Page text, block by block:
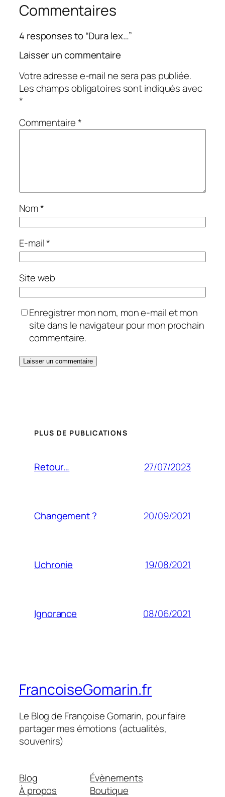
Commentaires
4 responses to “Dura lex…”
Laisser un commentaire
Votre adresse e-mail ne sera pas publiée.
Les champs obligatoires sont indiqués avec
*
Commentaire*
Nom*
E-mail*
Site web
Enregistrer mon nom, mon e-mail et mon
site dans le navigateur pour mon prochain
commentaire.
PLUS DE PUBLICATIONS
Retour… 27/07/2023
Changement ? 20/09/2021
Uchronie 19/08/2021
Ignorance 08/06/2021
FrancoiseGomarin.fr
Le Blog de Françoise Gomarin, pour faire
partager mes émotions (actualités,
souvenirs)
Blog
À propos
Évènements
Boutique